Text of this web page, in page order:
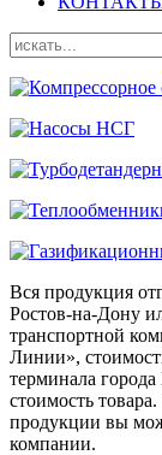
Вся продукция
Ростов-на-Дону
транспортной
Линии»,
терминала
стоимость
продукции вы
компании.